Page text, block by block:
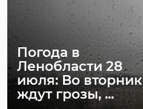
Погода в
Ленобласти 28
июля: Во вторник
ждут грозы, ...